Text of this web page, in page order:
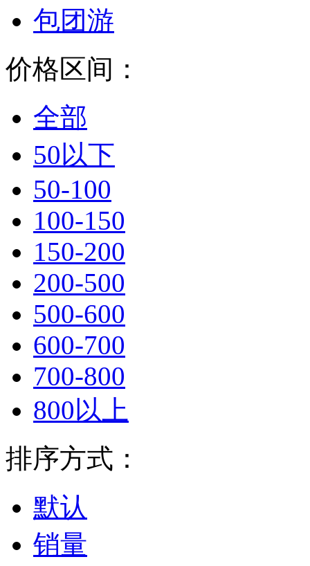
包团游
价格区间：
全部
50以下
50-100
100-150
150-200
200-500
500-600
600-700
700-800
800以上
排序方式：
默认
销量